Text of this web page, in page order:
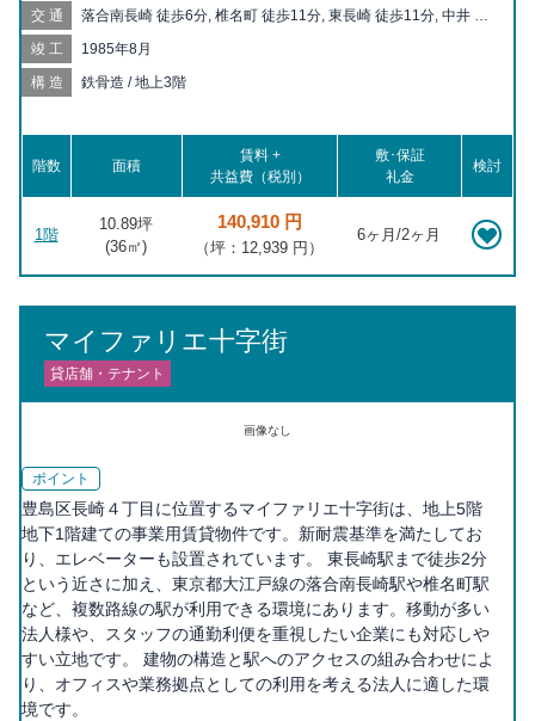
交通
落合南長崎 徒歩6分, 椎名町 徒歩11分, 東長崎 徒歩11分, 中井 徒
歩20分
竣工 1985年8月
構造 鉄骨造 / 地上3階
階数 面積
賃料 +
共益費（税別）
敷･保証
礼金
検討
1階
10.89坪
(36㎡)
140,910 円
（坪：12,939 円）
6ヶ月/2ヶ月
マイファリエ十字街
貸店舗・テナント
画像なし
ポイント
豊島区長崎４丁目に位置するマイファリエ十字街は、地上5階
地下1階建ての事業用賃貸物件です。新耐震基準を満たしてお
り、エレベーターも設置されています。 東長崎駅まで徒歩2分
という近さに加え、東京都大江戸線の落合南長崎駅や椎名町駅
など、複数路線の駅が利用できる環境にあります。移動が多い
法人様や、スタッフの通勤利便を重視したい企業にも対応しや
すい立地です。 建物の構造と駅へのアクセスの組み合わせによ
り、オフィスや業務拠点としての利用を考える法人に適した環
境です。